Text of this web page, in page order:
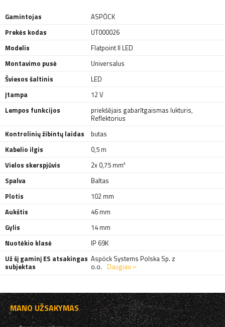
Gamintojas
ASPÖCK
Prekės kodas
UT000026
Modelis
Flatpoint II LED
Montavimo pusė
Universalus
Šviesos šaltinis
LED
Įtampa
12 V
Lempos funkcijos
priekšējais gabarītgaismas lukturis,
Reflektorius
Kontrolinių žibintų laidas
butas
Kabelio ilgis
0,5 m
Vielos skerspjūvis
2x 0,75 mm²
Spalva
Baltas
Plotis
102 mm
Aukštis
46 mm
Gylis
14 mm
Nuotėkio klasė
IP 69K
Už šį gaminį ES atsakingas
subjektas
Aspöck Systems Polska Sp. z
o.o. Daugiau
MANO UŽSAKYMAS